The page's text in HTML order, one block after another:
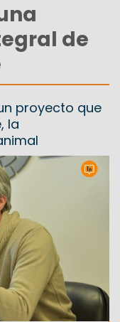
de
proyecto que
la